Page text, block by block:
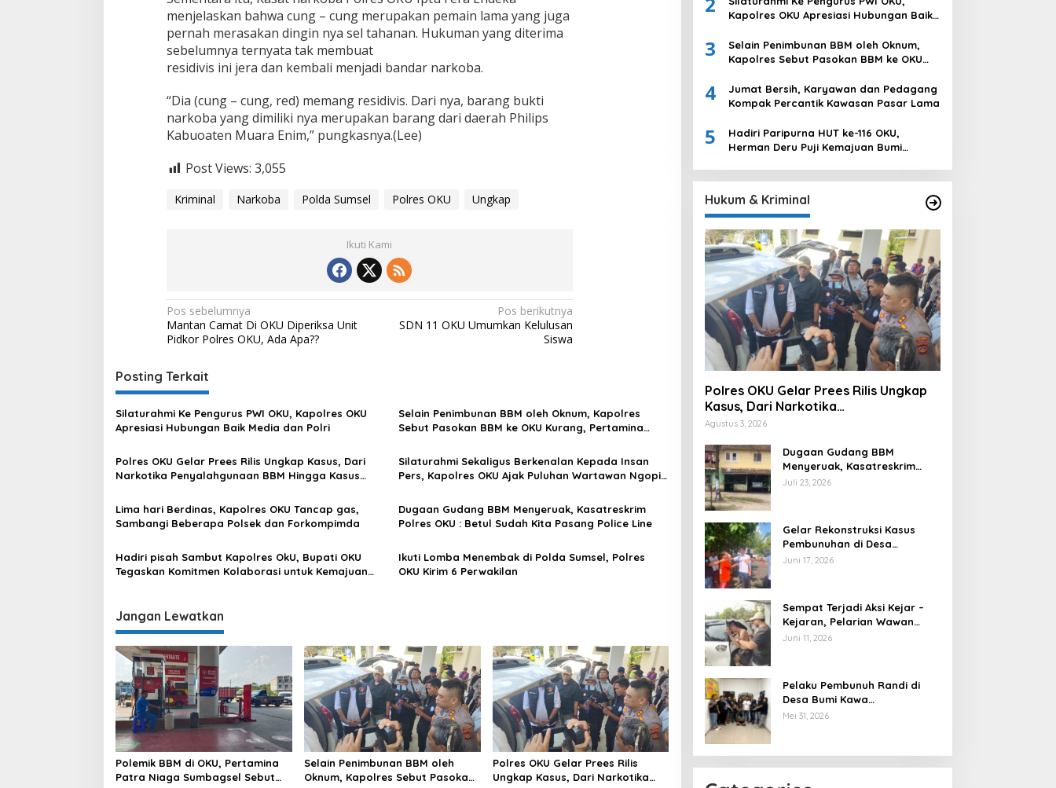
menjelaskan bahwa cung – cung merupakan pemain lama yang juga
pernah merasakan dingin nya sel tahanan. Hukuman yang diterima
sebelumnya ternyata tak membuat
residivis ini jera dan kembali menjadi bandar narkoba.
“Dia (cung – cung, red) memang residivis. Dari nya, barang bukti
narkoba yang dimiliki nya merupakan barang dari daerah Philips
Kabuoaten Muara Enim,” pungkasnya.(Lee)
Post Views: 3,055
Kriminal Narkoba Polda Sumsel Polres OKU Ungkap
Ikuti Kami
Navigasi
pos
Pos sebelumnya
Mantan Camat Di OKU Diperiksa Unit
Pidkor Polres OKU, Ada Apa??
Pos berikutnya
SDN 11 OKU Umumkan Kelulusan
Siswa
Posting Terkait
Silaturahmi Ke Pengurus PWI OKU, Kapolres OKU
Apresiasi Hubungan Baik Media dan Polri
Selain Penimbunan BBM oleh Oknum, Kapolres
Sebut Pasokan BBM ke OKU Kurang, Pertamina
Polres OKU Gelar Prees Rilis Ungkap Kasus, Dari
Narkotika Penyalahgunaan BBM Hingga Kasus
Silaturahmi Sekaligus Berkenalan Kepada Insan
Pers, Kapolres OKU Ajak Puluhan Wartawan Ngopi
Lima hari Berdinas, Kapolres OKU Tancap gas,
Sambangi Beberapa Polsek dan Forkompimda
Dugaan Gudang BBM Menyeruak, Kasatreskrim
Polres OKU : Betul Sudah Kita Pasang Police Line
Hadiri pisah Sambut Kapolres OkU, Bupati OKU
Tegaskan Komitmen Kolaborasi untuk Kemajuan
Ikuti Lomba Menembak di Polda Sumsel, Polres
OKU Kirim 6 Perwakilan
Jangan Lewatkan
Polemik BBM di OKU, Pertamina
Patra Niaga Sumbagsel Sebut
Selain Penimbunan BBM oleh
Oknum, Kapolres Sebut Pasokan
Polres OKU Gelar Prees Rilis
Ungkap Kasus, Dari Narkotika
Ogan Komering Ulu
Kapolres OKU Apresiasi Hubungan Baik
3
Selain Penimbunan BBM oleh Oknum,
Kapolres Sebut Pasokan BBM ke OKU
Bungkam
4
Jumat Bersih, Karyawan dan Pedagang
Kompak Percantik Kawasan Pasar Lama
5
Hadiri Paripurna HUT ke-116 OKU,
Herman Deru Puji Kemajuan Bumi
Hukum & Kriminal
Polres OKU Gelar Prees Rilis Ungkap
Kasus, Dari Narkotika
Penyalahgunaan BBM Hingga Kasus
Agustus 3, 2026
Dugaan Gudang BBM
Menyeruak, Kasatreskrim
Polres OKU : Betul Sudah Kita
Juli 23, 2026
Gelar Rekonstruksi Kasus
Pembunuhan di Desa
Mendingin, Desi Peragakan 18
Juni 17, 2026
Sempat Terjadi Aksi Kejar –
Kejaran, Pelarian Wawan
Berakhir di Tangan Tim
Juni 11, 2026
Pelaku Pembunuh Randi di
Desa Bumi Kawa
Menyerahkan Diri, Terkuak
Mei 31, 2026